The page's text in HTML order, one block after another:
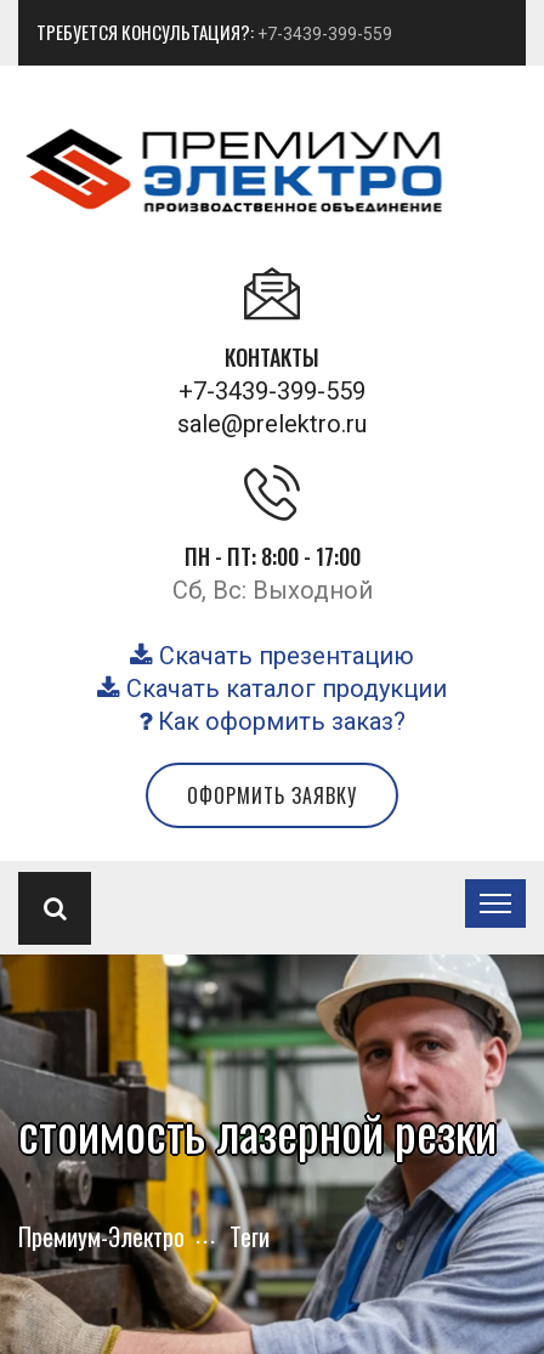
ТРЕБУЕТСЯ КОНСУЛЬТАЦИЯ?: +7-3439-399-559
КОНТАКТЫ
+7-3439-399-559
sale@prelektro.ru
ПН - ПТ: 8:00 - 17:00
Сб, Вс: Выходной
Скачать презентацию
Скачать каталог продукции
Как оформить заказ?
ОФОРМИТЬ ЗАЯВКУ
стоимость лазерной резки
Премиум-Электро Теги